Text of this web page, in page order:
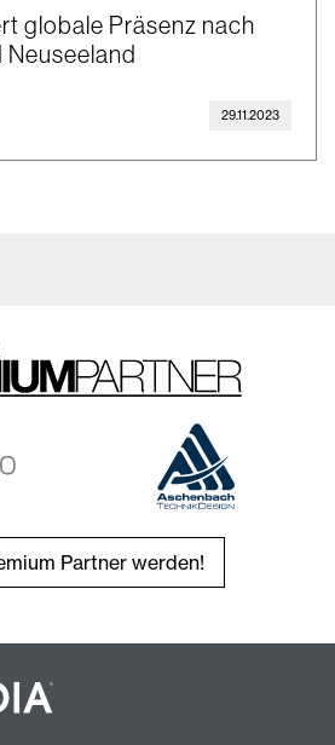
globale Präsenz nach
29.11.2023
Partner werden!